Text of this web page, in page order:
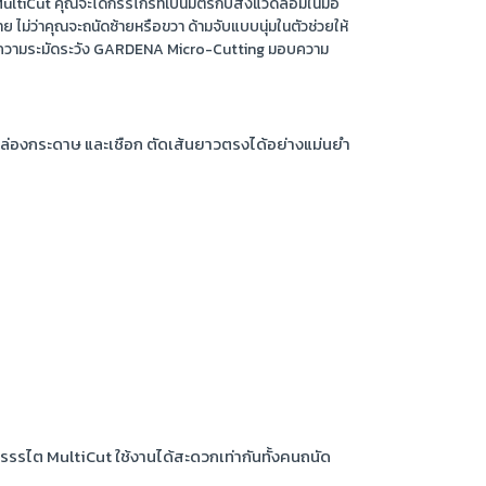
ไม่ว่าคุณจะถนัดซ้ายหรือขวา ด้ามจับแบบนุ่มในตัวช่วยให้
ามระมัดระวัง GARDENA Micro-Cutting มอบความ
งกระดาษ และเชือก ตัดเส้นยาวตรงได้อย่างแม่นยำ
รไต MultiCut ใช้งานได้สะดวกเท่ากันทั้งคนถนัด